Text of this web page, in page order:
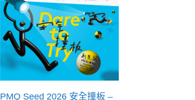
PMQ Seed 2026 安全撞板 –